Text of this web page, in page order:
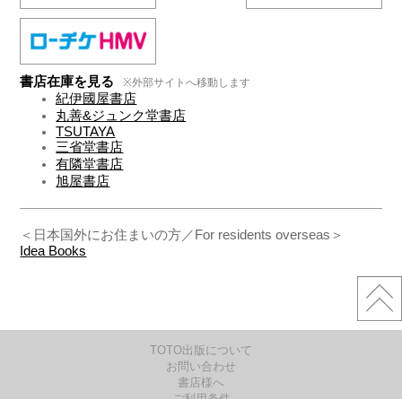
書店在庫を見る ※外部サイトへ移動します
紀伊國屋書店
丸善&ジュンク堂書店
TSUTAYA
三省堂書店
有隣堂書店
旭屋書店
＜日本国外にお住まいの方／For residents overseas＞
Idea Books
TOTO出版について
お問い合わせ
書店様へ